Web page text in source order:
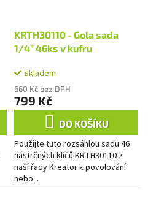
KRTH30110 - Gola sada
1/4" 46ks v kufru
Skladem
660 Kč bez DPH
799 Kč
DO KOŠÍKU
Použijte tuto rozsáhlou sadu 46
nástrčných klíčů KRTH30110 z
naší řady Kreator k povolování
nebo...